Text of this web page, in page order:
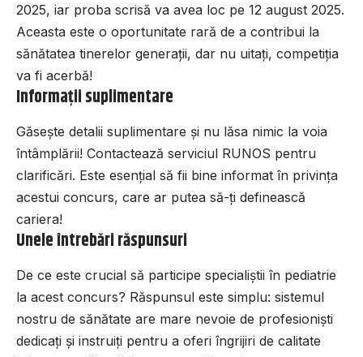
2025, iar proba scrisă va avea loc pe 12 august 2025.
Aceasta este o oportunitate rară de a contribui la
sănătatea tinerelor generații, dar nu uitați, competiția
va fi acerbă!
Informații suplimentare
Găsește detalii suplimentare și nu lăsa nimic la voia
întâmplării! Contactează serviciul RUNOS pentru
clarificări. Este esențial să fii bine informat în privința
acestui concurs, care ar putea să-ți definească
cariera!
Unele întrebări răspunsuri
De ce este crucial să participe specialiștii în pediatrie
la acest concurs? Răspunsul este simplu: sistemul
nostru de sănătate are mare nevoie de profesioniști
dedicați și instruiți pentru a oferi îngrijiri de calitate